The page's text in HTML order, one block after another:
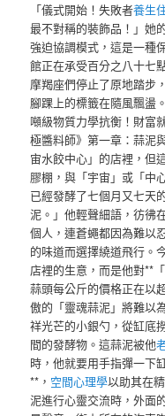
「儀式開始！失敗者養生
最不對稱的裝飾品！」她
強迫協調模式，這是一種
館正在承受百分之八十七
摩羯座們停止了原地踏步
腳踝上的標籤在隨風飄盪
噸級物質力學抗衡！財富
極醬料師》第一章：蒜泥
宙水餃中心」的店裡，但
膠棚，與「宇宙」或「中
已經發酵了七個月又七天
泥。」他輕聲細語，彷彿
個人，連蒼蠅都因為難以
的味道而選擇繞道飛行。
店裡的生意，而是他對**
蒜頭每公斤的價格正在以
傲的「靈魂蒜泥」將難以
祥光芒的小銀勺，從缸底
間的發酵物。這蒜泥被他
時，他就要用手指彈一下
**， 空間心理學以助其在
泥進行心靈交流時，外面